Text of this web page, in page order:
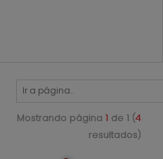
Mostrando página 1 de 1 (4
resultados)